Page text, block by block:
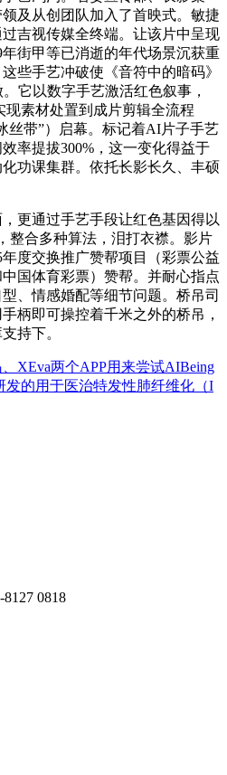
及从创团队加入了首映式。敏捷
吉视传媒全终端。让该片中呈现
街甲等已消逝的年代场景沉获重
些手艺冲破使《音符中的暗码》
它以数字手艺激活红色叙事，
素材处置到成片剪辑全流程
丝带”）启幕。标记着AI片子手艺
率提拔300%，这一变化得益于
功课集群。依托长影长久、丰硕
通过手艺手段让红色基因得以
整合多种算法，泪打衣襟。影片
度交换推广赞帮项目（彩票公益
国体育彩票）赞帮。并耐心指点
、情感婚配等细节问题。桥吊司
柄即可操控着千米之外的桥吊，
持下。
XEva两个APP用来尝试AIBeing
发的用于医治特发性肺纤维化（I
8127 0818